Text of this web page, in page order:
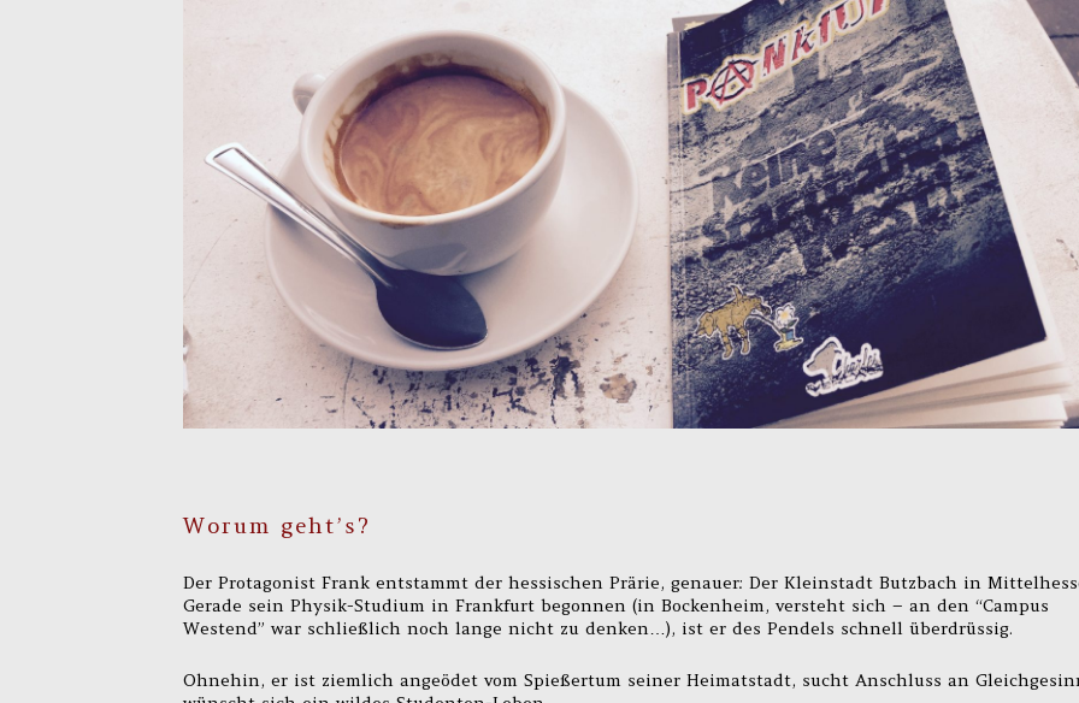
Worum geht’s?
Der Protagonist Frank entstammt der hessischen Prärie, genauer: Der Kleinstadt Butzbach in
Gerade sein Physik-Studium in Frankfurt begonnen (in Bockenheim, versteht sich – an den “Campus
Westend” war schließlich noch lange nicht zu denken…), ist er des Pendels schnell überdrüssig.
Ohnehin, er ist ziemlich angeödet vom Spießertum seiner Heimatstadt, sucht Anschluss an